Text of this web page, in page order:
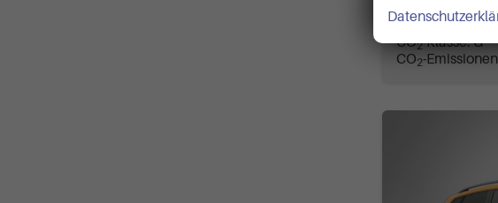
Verbrauch
CO2-Klasse:G
CO2-